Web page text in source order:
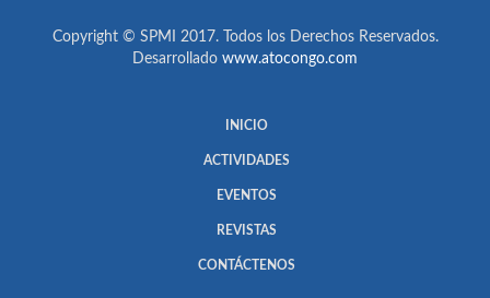
Copyright © SPMI 2017. Todos los Derechos Reservados.
Desarrollado www.atocongo.com
INICIO
ACTIVIDADES
EVENTOS
REVISTAS
CONTÁCTENOS